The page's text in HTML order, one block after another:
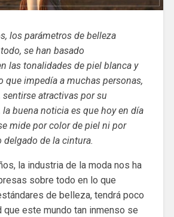
los parámetros de belleza
se han basado
las tonalidades de piel blanca y
que impedía a muchas personas,
atractivas por su
buena noticia es que hoy en día
mide por color de piel ni por
de la cintura.
la industria de la moda nos ha
sobre todo en lo que
de belleza, tendrá poco
que este mundo tan inmenso se